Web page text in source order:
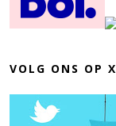
VOLG ONS OP X